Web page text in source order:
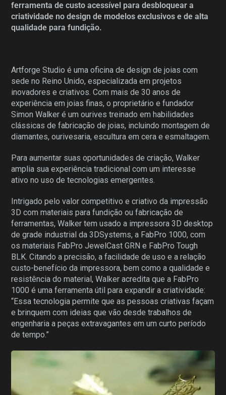
ferramenta de custo acessível para desbloquear a
criatividade no design de modelos exclusivos e de alta
qualidade para fundição.
Artforge Studio é uma oficina de design de joias com
sede no Reino Unido, especializada em projetos
inovadores e criativos. Com mais de 30 anos de
experiência em joias finas, o proprietário e fundador
Simon Walker é um ourives treinado em habilidades
clássicas de fabricação de joias, incluindo montagem de
diamantes, ourivesaria, escultura em cera e esmaltagem.
Para aumentar suas oportunidades de criação, Walker
amplia sua experiência tradicional com um interesse
ativo no uso de tecnologias emergentes.
Intrigado pelo valor competitivo e criativo da impressão
3D com materiais para fundição ou fabricação de
ferramentas, Walker tem usado a impressora 3D desktop
de grade industrial da 3DSystems, a FabPro 1000, com
os materiais FabPro JewelCast GRN e FabPro Tough
BLK. Citando a precisão, a facilidade de uso e a relação
custo-benefício da impressora, bem como a qualidade e
resistência do material, Walker acredita que a FabPro
1000 é uma ferramenta útil para expandir a criatividade:
“Essa tecnologia permite que as pessoas criativas façam
e brinquem com ideias que vão desde trabalhos de
engenharia a peças extravagantes em um curto período
de tempo.”